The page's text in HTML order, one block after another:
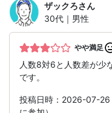
ザックろさん
30代｜男性
やや満足
人数8対6と人数差が少
です。
投稿日時：2026-07-26